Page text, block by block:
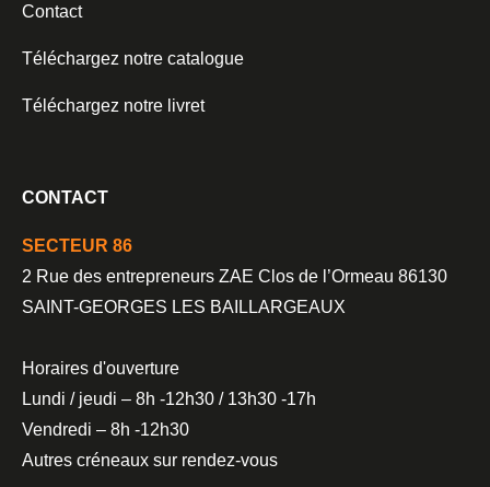
Contact
Téléchargez notre catalogue
Téléchargez notre livret
CONTACT
SECTEUR 86
2 Rue des entrepreneurs ZAE Clos de l’Ormeau 86130
SAINT-GEORGES LES BAILLARGEAUX
Horaires d'ouverture
Lundi / jeudi – 8h -12h30 / 13h30 -17h
Vendredi – 8h -12h30
Autres créneaux sur rendez-vous